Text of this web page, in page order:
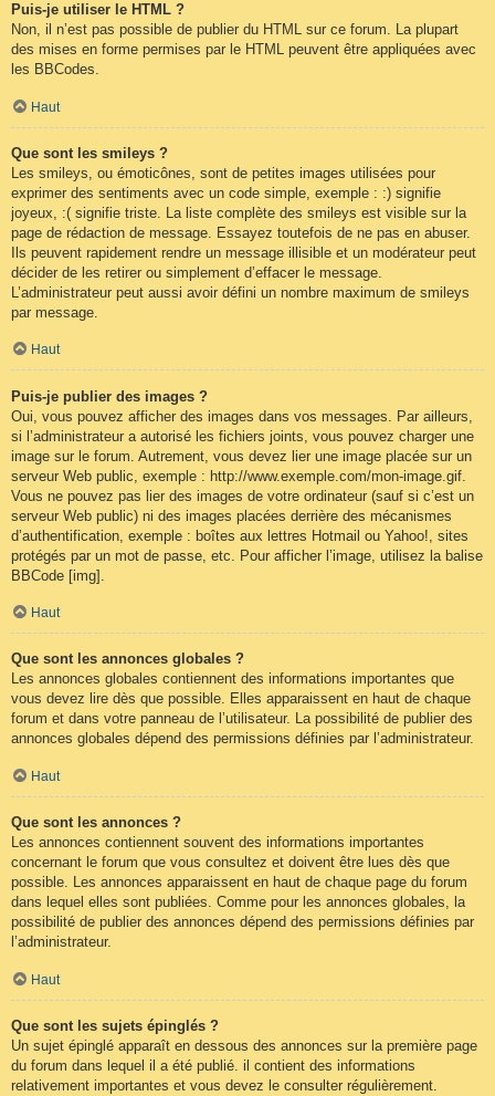
Puis-je utiliser le HTML ?
Non, il n’est pas possible de publier du HTML sur ce forum. La plupart
des mises en forme permises par le HTML peuvent être appliquées avec
les BBCodes.
Haut
Que sont les smileys ?
Les smileys, ou émoticônes, sont de petites images utilisées pour
exprimer des sentiments avec un code simple, exemple : :) signifie
joyeux, :( signifie triste. La liste complète des smileys est visible sur la
page de rédaction de message. Essayez toutefois de ne pas en abuser.
Ils peuvent rapidement rendre un message illisible et un modérateur peut
décider de les retirer ou simplement d’effacer le message.
L’administrateur peut aussi avoir défini un nombre maximum de smileys
par message.
Haut
Puis-je publier des images ?
Oui, vous pouvez afficher des images dans vos messages. Par ailleurs,
si l’administrateur a autorisé les fichiers joints, vous pouvez charger une
image sur le forum. Autrement, vous devez lier une image placée sur un
serveur Web public, exemple : http://www.exemple.com/mon-image.gif.
Vous ne pouvez pas lier des images de votre ordinateur (sauf si c’est un
serveur Web public) ni des images placées derrière des mécanismes
d’authentification, exemple : boîtes aux lettres Hotmail ou Yahoo!, sites
protégés par un mot de passe, etc. Pour afficher l’image, utilisez la balise
BBCode [img].
Haut
Que sont les annonces globales ?
Les annonces globales contiennent des informations importantes que
vous devez lire dès que possible. Elles apparaissent en haut de chaque
forum et dans votre panneau de l’utilisateur. La possibilité de publier des
annonces globales dépend des permissions définies par l’administrateur.
Haut
Que sont les annonces ?
Les annonces contiennent souvent des informations importantes
concernant le forum que vous consultez et doivent être lues dès que
possible. Les annonces apparaissent en haut de chaque page du forum
dans lequel elles sont publiées. Comme pour les annonces globales, la
possibilité de publier des annonces dépend des permissions définies par
l’administrateur.
Haut
Que sont les sujets épinglés ?
Un sujet épinglé apparaît en dessous des annonces sur la première page
du forum dans lequel il a été publié. il contient des informations
relativement importantes et vous devez le consulter régulièrement.